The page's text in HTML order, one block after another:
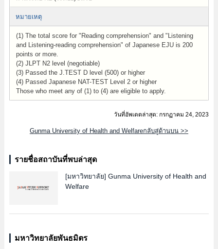
หมายเหตุ
(1) The total score for "Reading comprehension" and "Listening
and Listening-reading comprehension" of Japanese EJU is 200
points or more.
(2) JLPT N2 level (negotiable)
(3) Passed the J.TEST D level (500) or higher
(4) Passed Japanese NAT-TEST Level 2 or higher
Those who meet any of (1) to (4) are eligible to apply.
วันที่อัพเดตล่าสุด: กรกฏาคม 24, 2023
Gunma University of Health and Welfareกลับสู่ด้านบน >>
รายชื่อสถาบันที่พบล่าสุด
[มหาวิทยาลัย] Gunma University of Health and
Welfare
มหาวิทยาลัยพันธมิตร